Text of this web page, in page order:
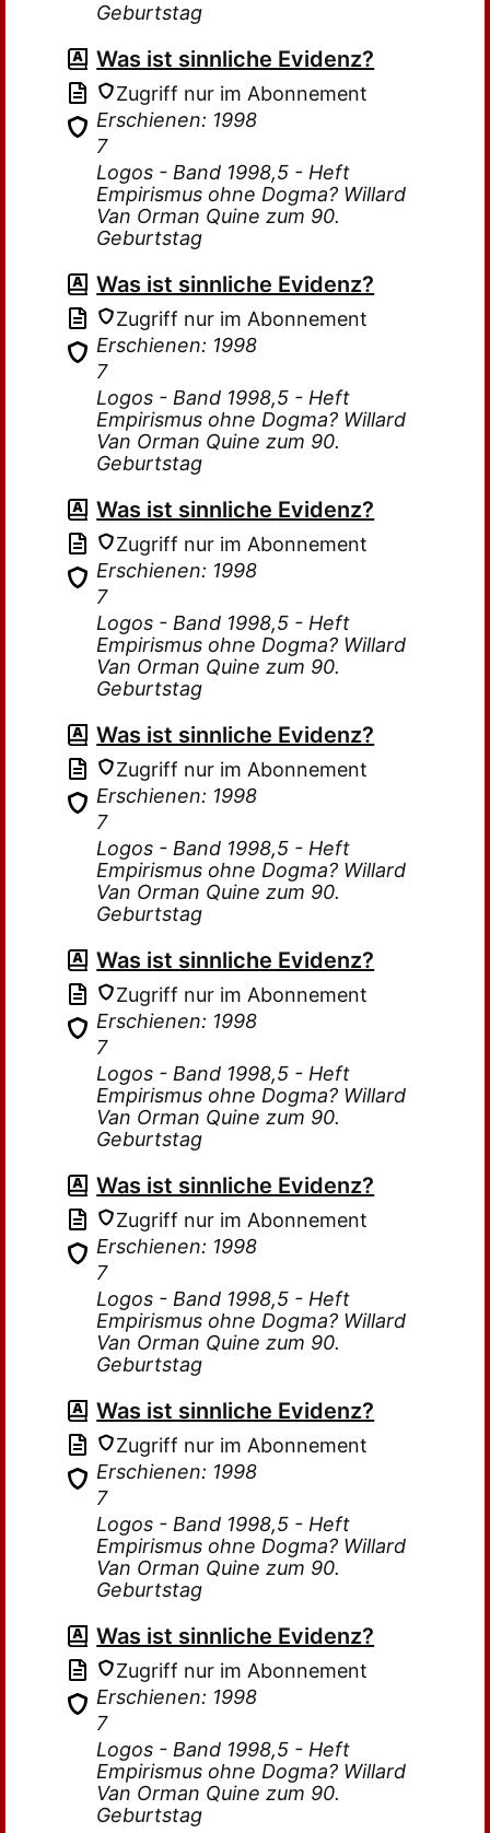
Geburtstag
Was ist sinnliche Evidenz?
Zugriff nur im Abonnement
Erschienen: 1998
7
Logos - Band 1998,5 - Heft
Empirismus ohne Dogma? Willard
Van Orman Quine zum 90.
Geburtstag
Was ist sinnliche Evidenz?
Zugriff nur im Abonnement
Erschienen: 1998
7
Logos - Band 1998,5 - Heft
Empirismus ohne Dogma? Willard
Van Orman Quine zum 90.
Geburtstag
Was ist sinnliche Evidenz?
Zugriff nur im Abonnement
Erschienen: 1998
7
Logos - Band 1998,5 - Heft
Empirismus ohne Dogma? Willard
Van Orman Quine zum 90.
Geburtstag
Was ist sinnliche Evidenz?
Zugriff nur im Abonnement
Erschienen: 1998
7
Logos - Band 1998,5 - Heft
Empirismus ohne Dogma? Willard
Van Orman Quine zum 90.
Geburtstag
Was ist sinnliche Evidenz?
Zugriff nur im Abonnement
Erschienen: 1998
7
Logos - Band 1998,5 - Heft
Empirismus ohne Dogma? Willard
Van Orman Quine zum 90.
Geburtstag
Was ist sinnliche Evidenz?
Zugriff nur im Abonnement
Erschienen: 1998
7
Logos - Band 1998,5 - Heft
Empirismus ohne Dogma? Willard
Van Orman Quine zum 90.
Geburtstag
Was ist sinnliche Evidenz?
Zugriff nur im Abonnement
Erschienen: 1998
7
Logos - Band 1998,5 - Heft
Empirismus ohne Dogma? Willard
Van Orman Quine zum 90.
Geburtstag
Was ist sinnliche Evidenz?
Zugriff nur im Abonnement
Erschienen: 1998
7
Logos - Band 1998,5 - Heft
Empirismus ohne Dogma? Willard
Van Orman Quine zum 90.
Geburtstag